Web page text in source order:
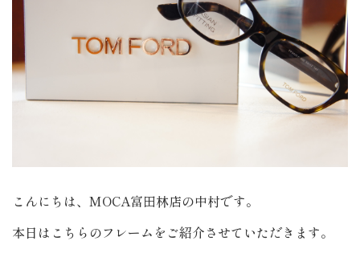
こんにちは、MOCA富田林店の中村です。
本日はこちらのフレームをご紹介させていただきます。